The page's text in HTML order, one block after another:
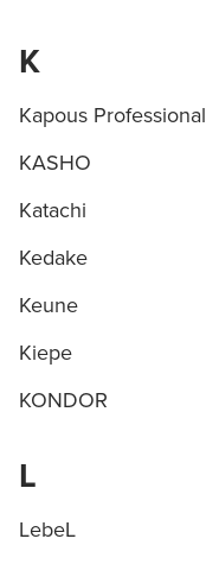
K
Kapous Professional
KASHO
Katachi
Kedake
Keune
Kiepe
KONDOR
L
LebeL